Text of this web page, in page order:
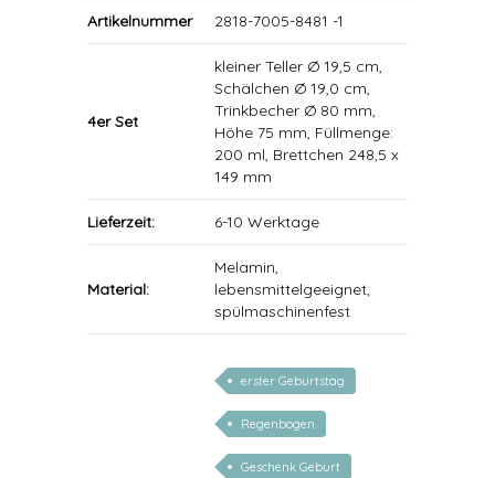
Artikelnummer 2818-7005-8481 -1
4er Set
kleiner Teller Ø 19,5 cm,
Schälchen Ø 19,0 cm,
Trinkbecher Ø 80 mm,
Höhe 75 mm, Füllmenge:
200 ml, Brettchen 248,5 x
149 mm
Lieferzeit: 6-10 Werktage
Material:
Melamin,
lebensmittelgeeignet,
spülmaschinenfest
erster Geburtstag
Regenbogen
Geschenk Geburt